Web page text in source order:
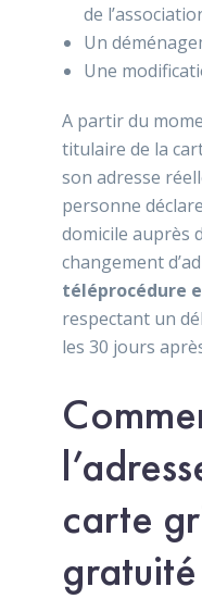
de
Un
Une
A partir du
titulaire de la
son adresse
personne
domicile auprès
changement
téléprocédure
respectant un
les 30 jours
carte
gratuité